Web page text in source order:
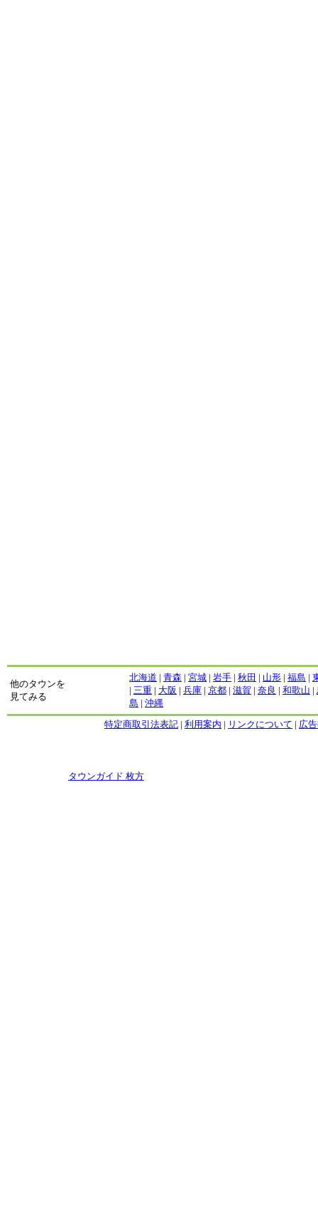
他のタウンを
見てみる
北海道 | 青森 | 宮城 | 岩手 | 秋田 | 山形 | 福島 |
| 三重 | 大阪 | 兵庫 | 京都 | 滋賀 | 奈良 | 和歌山 |
島 | 沖縄
特定商取引法表記 | 利用案内 | リンクについて | 広
タウンガイド 枚方